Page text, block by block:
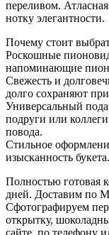
переливом.
нотку элегантности.
Почему стоит
Роскошные
напоминающие
Свежесть и
долго сохраняют
Универсальный
подруги или
повода.
Стильное
изысканность букета.
Полностью готовая
дней. Доставим по
Сфотографируем
открытку,
сайте, по телефону